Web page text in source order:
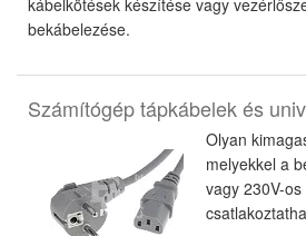
kábelkötések készítése vagy
bekábelezése.
Számítógép tápkábelek és
Olyan
melyekkel a
vagy 230V-